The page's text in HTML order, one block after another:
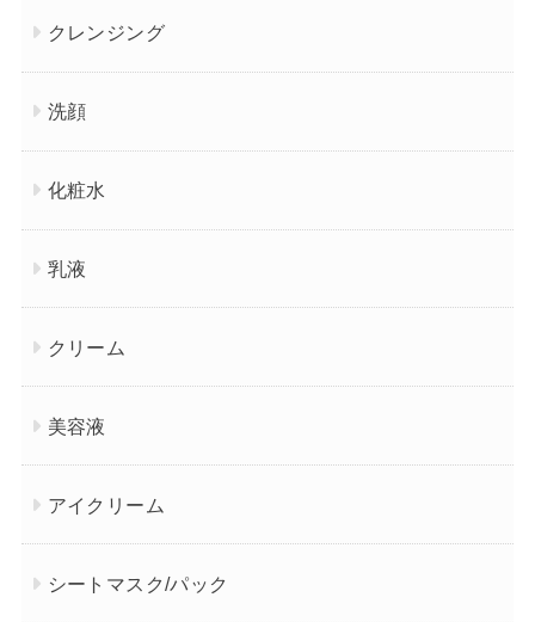
クレンジング
洗顔
化粧水
乳液
クリーム
美容液
アイクリーム
シートマスク/パック